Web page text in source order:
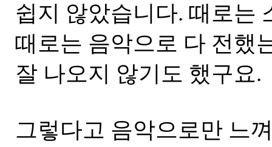
쉽지 않았습니다. 때로는
때로는 음악으로 다 전했
잘 나오지 않기도 했구요.
그렇다고 음악으로만 느